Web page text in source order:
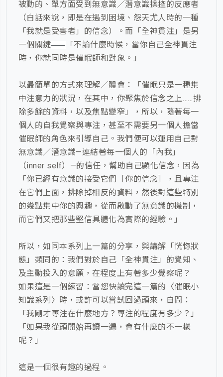
被動的、單方面受到無意識／潛意識操控的反應者
（白話來說，即是在遇到困境、怨天尤人時的一種
「我就是受害者」的信念）。而「全神貫注」是另
一個關鍵——
「不論什麼時候，當你自己全神貫注
時，你就同時是催眠師和對象。」
以最簡單的方式來理解／體會：「催眠只是一種集
中注意力的狀況，在其中，你聚焦於信念之上……排
除多餘的資料，以及焦點變窄」，所以，隨著每一
個人的自我覺察與專注，甚至不需要另一個人擔當
催眠師的角色來引導自己。我們便可以運用自己對
無意識／潛意識—連結著每一個人的「內我」
（inner self）—的信任，幫助自己顯化信念，因為
「你已經有意識的接受它們［你的信念］，且專注
在它們上面，排除掉相反的資料，然後對這些特別
的幾點集中你的興趣，從而啟動了無意識的機制，
而它們又把那些堅信具體化為實際的經驗。」
所以，如同本系列上一篇的分享，與講解「恍惚狀
態」類同的：我們對於自己「全神貫注」的覺知、
及主動投入的意願，在程度上有著多少覺察呢？
如果這是一個練習：當您快讀完這一篇的〈催眠小
知識系列〉時，或許可以嘗試回過頭來，自問：
「我剛才專注在什麼地方？專注的程度有多少？」
「如果我從頭開始再讀一遍，會有什麼的不一樣
呢？」
這是一個很有趣的過程。